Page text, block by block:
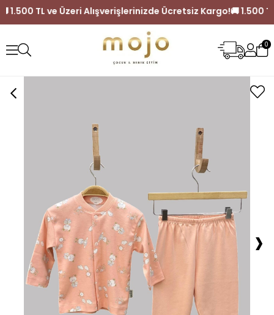
🚚 1.500 TL ve Üzeri Alışverişlerinizde Ücretsiz Kargo!
0
›